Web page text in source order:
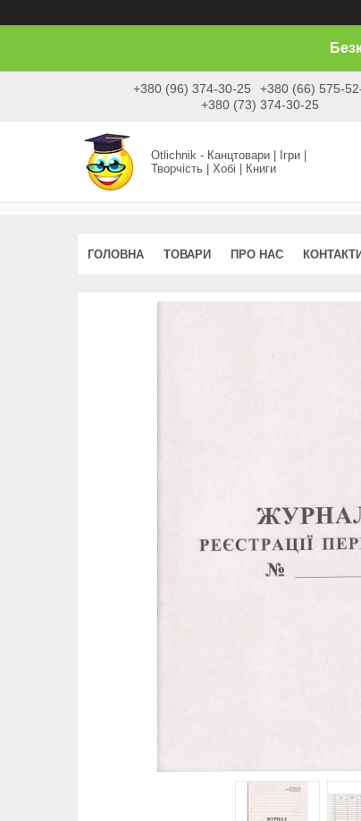
+380 (96) 374-30-25
+380 (66) 575-
+380 (73) 374-30-25
Otlichnik - Канцтовари | Ігри |
Творчість | Хобі | Книги
ГОЛОВНА ТОВАРИ ПРО НАС КОНТАКТИ